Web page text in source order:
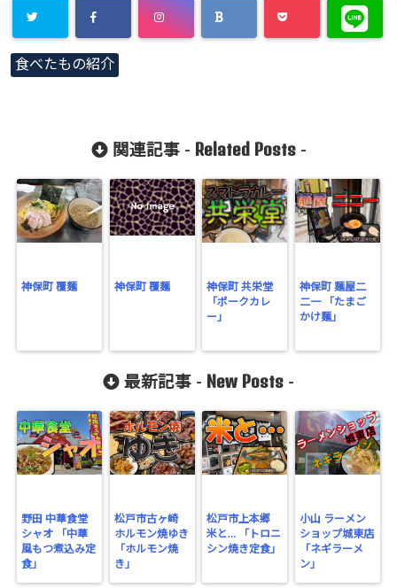
matsu/gero-
matsu.net/p
cache.php
on line2897
食べたもの紹介
関連記事 - Related Posts-
神保町 覆麺 神保町 覆麺
神保町 共栄堂
「ポークカレ
ー」
神保町 麺屋二
二一 「たまご
かけ麺」
最新記事 - New Posts -
野田 中華食堂
シャオ 「中華
風もつ煮込み定
食」
松戸市古ヶ崎
ホルモン焼ゆき
「ホルモン焼
き」
松戸市上本郷
米と… 「トロニ
シン焼き定食」
小山 ラーメン
ショップ城東店
「ネギラーメ
ン」